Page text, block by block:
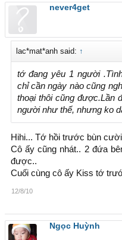
never4get
lac*mat*anh said: ↑
tớ đang yêu 1 người
chỉ cần ngày nào cũng
thoại thôi cũng được.Lần
người như thế, nhưng ko
Hihi... Tớ hồi trước bùn
Cô ấy cũng nhát.. 2 đứa
được..
Cuối cùng cô ấy Kiss tớ
12/8/10
Ngọc Huỳnh